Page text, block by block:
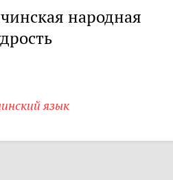
народная
язык